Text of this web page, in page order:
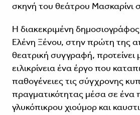
σκηνή του θεάτρου Μασκαρίνι
Η διακεκριμένη
Ελένη Ξένου, στην πρώτη της
θεατρική συγγραφή, προτείνει
ειλικρίνεια ένα έργο που
παθογένειες τις σύγχρονης
πραγματικότητας μέσα σε ένα
γλυκόπικρου χιούμορ και